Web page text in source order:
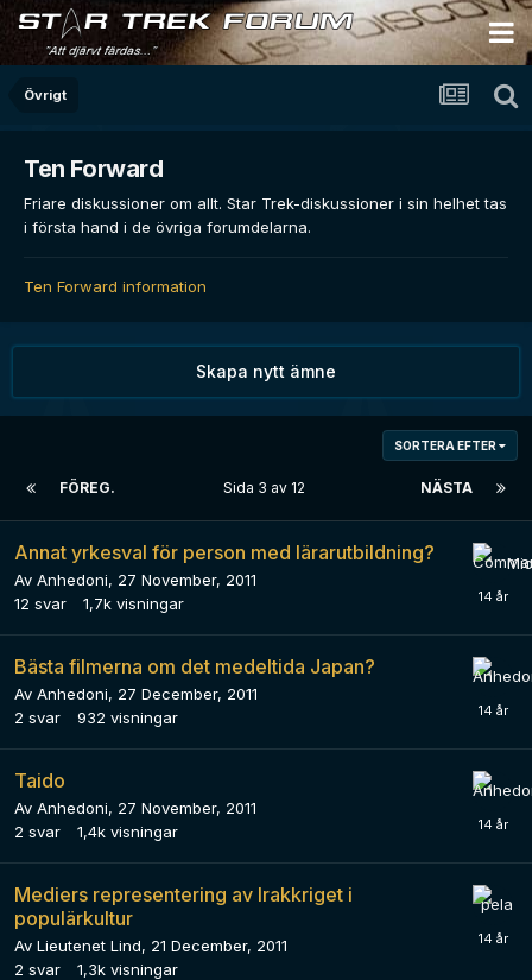
Övrigt
Ten Forward
Friare diskussioner om allt. Star Trek-diskussioner i sin helhet tas
i första hand i de övriga forumdelarna.
Ten Forward information
Skapa nytt ämne
SORTERA EFTER
FÖREG. NÄSTA
Sida 3 av 12
Annat yrkesval för person med lärarutbildning?
Av Anhedoni, 27 November, 2011
12 svar 1,7k visningar
Bästa filmerna om det medeltida Japan?
Av Anhedoni, 27 December, 2011
2 svar 932 visningar
Taido
Av Anhedoni, 27 November, 2011
2 svar 1,4k visningar
Mediers representering av Irakkriget i
populärkultur
Av Lieutenet Lind, 21 December, 2011
2 svar 1,3k visningar